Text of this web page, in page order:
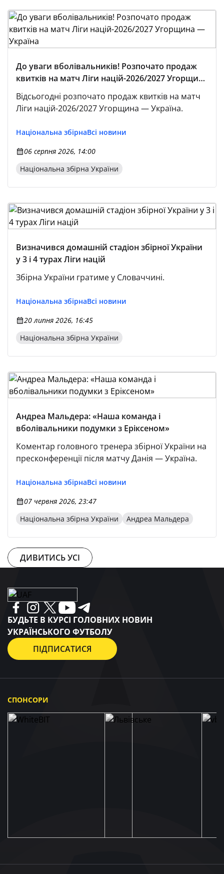
До уваги вболівальників! Розпочато продаж
квитків на матч Ліги націй-2026/2027 Угорщина
— Україна
Відсьогодні розпочато продаж квитків на матч
Ліги націй-2026/2027 Угорщина — Україна.
Національна збірнаВсі новини
06 серпня 2026, 14:00
Національна збірна України
Визначився домашній стадіон збірної України
у 3 і 4 турах Ліги націй
Збірна України гратиме у Словаччині.
Національна збірнаВсі новини
20 липня 2026, 16:45
Національна збірна України
Андреа Мальдера: «Наша команда і
вболівальники подумки з Еріксеном»
Коментар головного тренера збірної України на
пресконференції після матчу Данія — Україна.
Національна збірнаВсі новини
07 червня 2026, 23:47
Національна збірна України
Андреа Мальдера
ДИВИТИСЬ УСІ
БУДЬТЕ В КУРСІ ГОЛОВНИХ НОВИН
УКРАЇНСЬКОГО ФУТБОЛУ
ПІДПИСАТИСЯ
СПОНСОРИ